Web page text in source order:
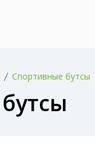
Спортивные бутсы